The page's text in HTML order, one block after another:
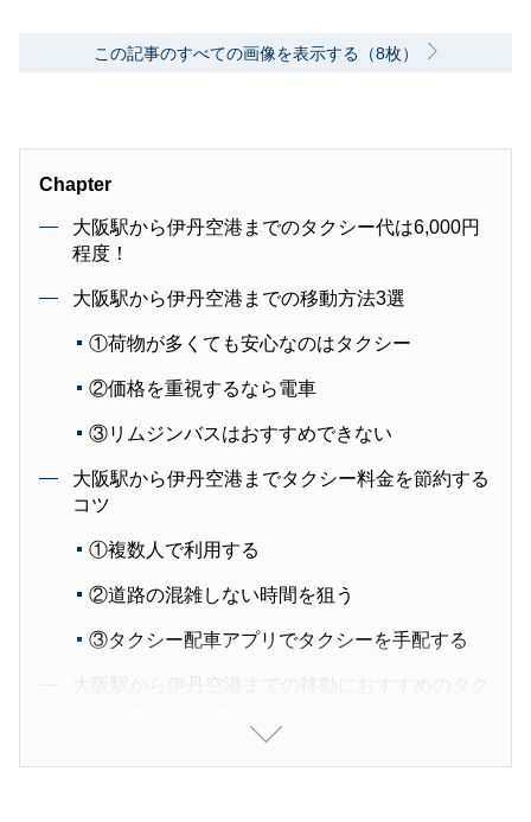
この記事のすべての画像を表示する（8枚）
Chapter
大阪駅から伊丹空港までのタクシー代は6,000円
程度！
大阪駅から伊丹空港までの移動方法3選
①荷物が多くても安心なのはタクシー
②価格を重視するなら電車
③リムジンバスはおすすめできない
大阪駅から伊丹空港までタクシー料金を節約する
コツ
①複数人で利用する
②道路の混雑しない時間を狙う
③タクシー配車アプリでタクシーを手配する